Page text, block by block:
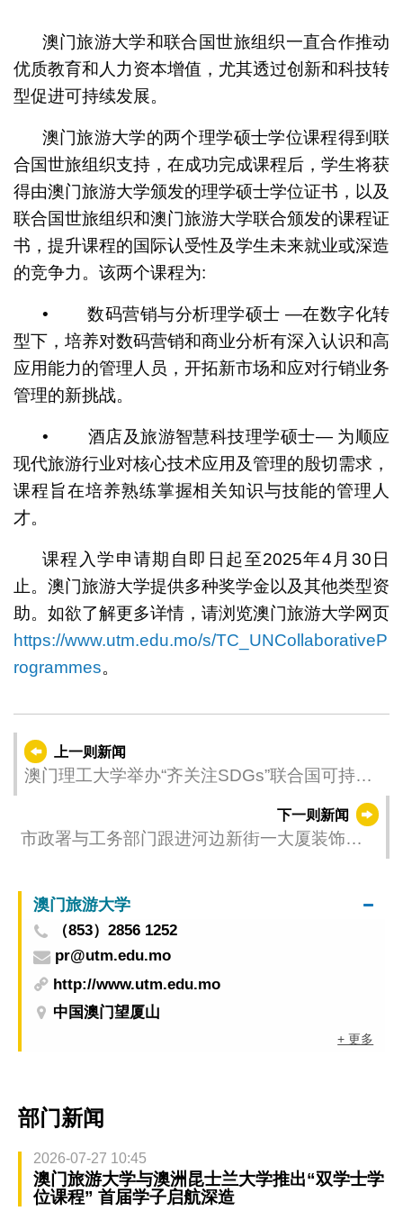
澳门旅游大学和联合国世旅组织一直合作推动
优质教育和人力资本增值，尤其透过创新和科技转
型促进可持续发展。
澳门旅游大学的两个理学硕士学位课程得到联
合国世旅组织支持，在成功完成课程后，学生将获
得由澳门旅游大学颁发的理学硕士学位证书，以及
联合国世旅组织和澳门旅游大学联合颁发的课程证
书，提升课程的国际认受性及学生未来就业或深造
的竞争力。该两个课程为:
• 数码营销与分析理学硕士 —在数字化转
型下，培养对数码营销和商业分析有深入认识和高
应用能力的管理人员，开拓新市场和应对行销业务
管理的新挑战。
• 酒店及旅游智慧科技理学硕士— 为顺应
现代旅游行业对核心技术应用及管理的殷切需求，
课程旨在培养熟练掌握相关知识与技能的管理人
才。
课程入学申请期自即日起至2025年4月30日
止。澳门旅游大学提供多种奖学金以及其他类型资
助。如欲了解更多详情，请浏览澳门旅游大学网页
https://www.utm.edu.mo/s/TC_UNCollaborativeP
rogrammes。
上一则新闻
澳门理工大学举办“齐关注SDGs”联合国可持续
下一则新闻
市政署与工务部门跟进河边新街一大厦装饰柱
澳门旅游大学
（853）2856 1252
pr@utm.edu.mo
http://www.utm.edu.mo
中国澳门望厦山
+ 更多
部门新闻
2026-07-27 10:45
澳门旅游大学与澳洲昆士兰大学推出“双学士学
位课程” 首届学子启航深造